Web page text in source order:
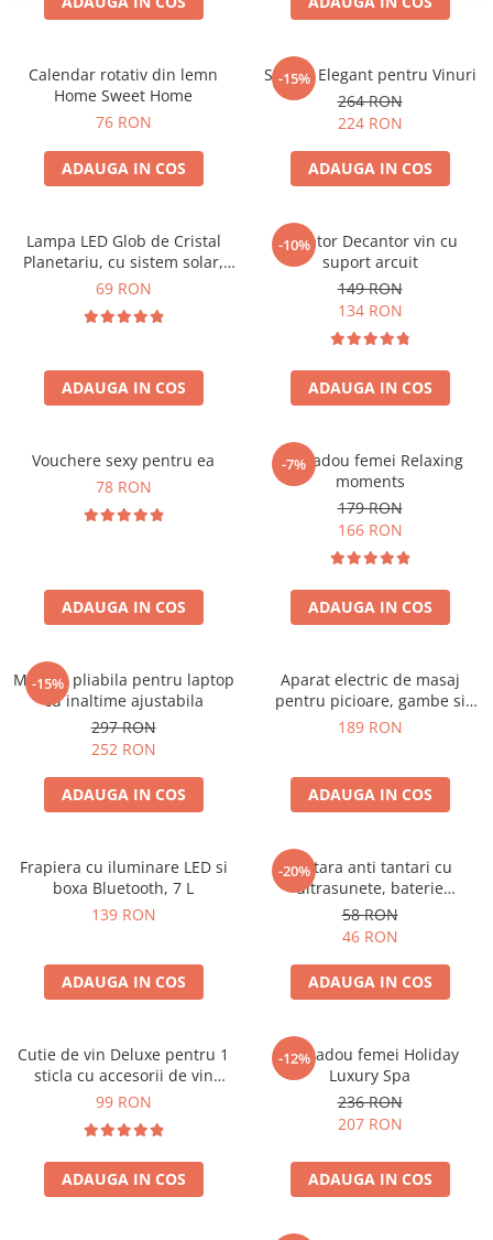
Calendar rotativ din lemn
Home Sweet Home
76 RON
ADAUGA IN COS
-15%
Suport Elegant pentru Vinuri
264 RON
224 RON
ADAUGA IN COS
Lampa LED Glob de Cristal
Planetariu, cu sistem solar,
cadou captivant
69 RON
ADAUGA IN COS
-10%
Aerator Decantor vin cu
suport arcuit
149 RON
134 RON
ADAUGA IN COS
Vouchere sexy pentru ea
78 RON
ADAUGA IN COS
-7%
Set cadou femei Relaxing
moments
179 RON
166 RON
ADAUGA IN COS
-15%
Masuta pliabila pentru laptop
cu inaltime ajustabila
297 RON
252 RON
ADAUGA IN COS
Aparat electric de masaj
pentru picioare, gambe si
brate
189 RON
ADAUGA IN COS
Frapiera cu iluminare LED si
boxa Bluetooth, 7 L
139 RON
ADAUGA IN COS
-20%
Bratara anti tantari cu
ultrasunete, baterie
reincarcabila 90mAh
58 RON
46 RON
ADAUGA IN COS
Cutie de vin Deluxe pentru 1
sticla cu accesorii de vin
incluse piele ecologica de
99 RON
ADAUGA IN COS
-12%
Set cadou femei Holiday
Luxury Spa
236 RON
207 RON
ADAUGA IN COS